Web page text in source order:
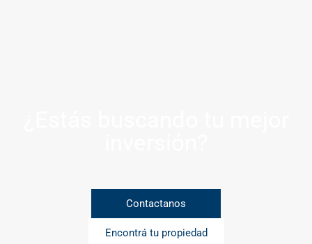
Contactanos
Encontrá tu propiedad